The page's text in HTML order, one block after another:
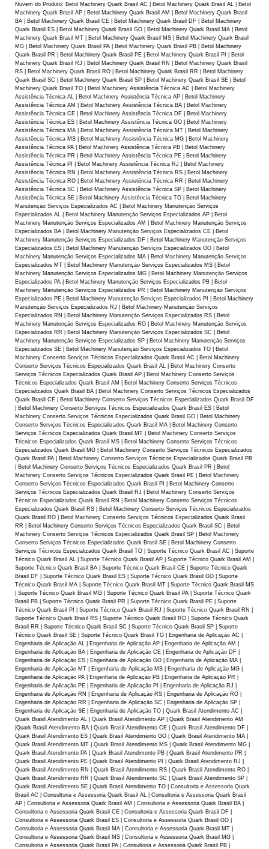
Nuvem do Produto: Betol Machinery Quark Brasil AC | Betol Machinery Quark Brasil AL | Betol
Machinery Quark Brasil AP | Betol Machinery Quark Brasil AM | Betol Machinery Quark Brasil
BA | Betol Machinery Quark Brasil CE | Betol Machinery Quark Brasil DF | Betol Machinery
Quark Brasil ES | Betol Machinery Quark Brasil GO | Betol Machinery Quark Brasil MA | Betol
Machinery Quark Brasil MT | Betol Machinery Quark Brasil MS | Betol Machinery Quark Brasil
MG | Betol Machinery Quark Brasil PA | Betol Machinery Quark Brasil PB | Betol Machinery
Quark Brasil PR | Betol Machinery Quark Brasil PE | Betol Machinery Quark Brasil PI | Betol
Machinery Quark Brasil RJ | Betol Machinery Quark Brasil RN | Betol Machinery Quark Brasil
RS | Betol Machinery Quark Brasil RO | Betol Machinery Quark Brasil RR | Betol Machinery
Quark Brasil SC | Betol Machinery Quark Brasil SP | Betol Machinery Quark Brasil SE | Betol
Machinery Quark Brasil TO | Betol Machinery Assistência Técnica AC | Betol Machinery
Assistência Técnica AL | Betol Machinery Assistência Técnica AP | Betol Machinery
Assistência Técnica AM | Betol Machinery Assistência Técnica BA | Betol Machinery
Assistência Técnica CE | Betol Machinery Assistência Técnica DF | Betol Machinery
Assistência Técnica ES | Betol Machinery Assistência Técnica GO | Betol Machinery
Assistência Técnica MA | Betol Machinery Assistência Técnica MT | Betol Machinery
Assistência Técnica MS | Betol Machinery Assistência Técnica MG | Betol Machinery
Assistência Técnica PA | Betol Machinery Assistência Técnica PB | Betol Machinery
Assistência Técnica PR | Betol Machinery Assistência Técnica PE | Betol Machinery
Assistência Técnica PI | Betol Machinery Assistência Técnica RJ | Betol Machinery
Assistência Técnica RN | Betol Machinery Assistência Técnica RS | Betol Machinery
Assistência Técnica RO | Betol Machinery Assistência Técnica RR | Betol Machinery
Assistência Técnica SC | Betol Machinery Assistência Técnica SP | Betol Machinery
Assistência Técnica SE | Betol Machinery Assistência Técnica TO | Betol Machinery
Manutençāo Serviços Especializados AC | Betol Machinery Manutençāo Serviços
Especializados AL | Betol Machinery Manutençāo Serviços Especializados AP | Betol
Machinery Manutençāo Serviços Especializados AM | Betol Machinery Manutençāo Serviços
Especializados BA | Betol Machinery Manutençāo Serviços Especializados CE | Betol
Machinery Manutençāo Serviços Especializados DF | Betol Machinery Manutençāo Serviços
Especializados ES | Betol Machinery Manutençāo Serviços Especializados GO | Betol
Machinery Manutençāo Serviços Especializados MA | Betol Machinery Manutençāo Serviços
Especializados MT | Betol Machinery Manutençāo Serviços Especializados MS | Betol
Machinery Manutençāo Serviços Especializados MG | Betol Machinery Manutençāo Serviços
Especializados PA | Betol Machinery Manutençāo Serviços Especializados PB | Betol
Machinery Manutençāo Serviços Especializados PR | Betol Machinery Manutençāo Serviços
Especializados PE | Betol Machinery Manutençāo Serviços Especializados PI | Betol Machinery
Manutençāo Serviços Especializados RJ | Betol Machinery Manutençāo Serviços
Especializados RN | Betol Machinery Manutençāo Serviços Especializados RS | Betol
Machinery Manutençāo Serviços Especializados RO | Betol Machinery Manutençāo Serviços
Especializados RR | Betol Machinery Manutençāo Serviços Especializados SC | Betol
Machinery Manutençāo Serviços Especializados SP | Betol Machinery Manutençāo Serviços
Especializados SE | Betol Machinery Manutençāo Serviços Especializados TO | Betol
Machinery Conserto Serviços Técnicos Especializados Quark Brasil AC | Betol Machinery
Conserto Serviços Técnicos Especializados Quark Brasil AL | Betol Machinery Conserto
Serviços Técnicos Especializados Quark Brasil AP | Betol Machinery Conserto Serviços
Técnicos Especializados Quark Brasil AM | Betol Machinery Conserto Serviços Técnicos
Especializados Quark Brasil BA | Betol Machinery Conserto Serviços Técnicos Especializados
Quark Brasil CE | Betol Machinery Conserto Serviços Técnicos Especializados Quark Brasil DF
| Betol Machinery Conserto Serviços Técnicos Especializados Quark Brasil ES | Betol
Machinery Conserto Serviços Técnicos Especializados Quark Brasil GO | Betol Machinery
Conserto Serviços Técnicos Especializados Quark Brasil MA | Betol Machinery Conserto
Serviços Técnicos Especializados Quark Brasil MT | Betol Machinery Conserto Serviços
Técnicos Especializados Quark Brasil MS | Betol Machinery Conserto Serviços Técnicos
Especializados Quark Brasil MG | Betol Machinery Conserto Serviços Técnicos Especializados
Quark Brasil PA | Betol Machinery Conserto Serviços Técnicos Especializados Quark Brasil PB
| Betol Machinery Conserto Serviços Técnicos Especializados Quark Brasil PR | Betol
Machinery Conserto Serviços Técnicos Especializados Quark Brasil PE | Betol Machinery
Conserto Serviços Técnicos Especializados Quark Brasil PI | Betol Machinery Conserto
Serviços Técnicos Especializados Quark Brasil RJ | Betol Machinery Conserto Serviços
Técnicos Especializados Quark Brasil RN | Betol Machinery Conserto Serviços Técnicos
Especializados Quark Brasil RS | Betol Machinery Conserto Serviços Técnicos Especializados
Quark Brasil RO | Betol Machinery Conserto Serviços Técnicos Especializados Quark Brasil
RR | Betol Machinery Conserto Serviços Técnicos Especializados Quark Brasil SC | Betol
Machinery Conserto Serviços Técnicos Especializados Quark Brasil SP | Betol Machinery
Conserto Serviços Técnicos Especializados Quark Brasil SE | Betol Machinery Conserto
Serviços Técnicos Especializados Quark Brasil TO | Suporte Técnico Quark Brasil AC | Suporte
Técnico Quark Brasil AL | Suporte Técnico Quark Brasil AP | Suporte Técnico Quark Brasil AM |
Suporte Técnico Quark Brasil BA | Suporte Técnico Quark Brasil CE | Suporte Técnico Quark
Brasil DF | Suporte Técnico Quark Brasil ES | Suporte Técnico Quark Brasil GO | Suporte
Técnico Quark Brasil MA | Suporte Técnico Quark Brasil MT | Suporte Técnico Quark Brasil MS
| Suporte Técnico Quark Brasil MG | Suporte Técnico Quark Brasil PA | Suporte Técnico Quark
Brasil PB | Suporte Técnico Quark Brasil PR | Suporte Técnico Quark Brasil PE | Suporte
Técnico Quark Brasil PI | Suporte Técnico Quark Brasil RJ | Suporte Técnico Quark Brasil RN |
Suporte Técnico Quark Brasil RS | Suporte Técnico Quark Brasil RO | Suporte Técnico Quark
Brasil RR | Suporte Técnico Quark Brasil SC | Suporte Técnico Quark Brasil SP | Suporte
Técnico Quark Brasil SE | Suporte Técnico Quark Brasil TO | Engenharia de Aplicaçāo AC |
Engenharia de Aplicaçāo AL | Engenharia de Aplicaçāo AP | Engenharia de Aplicaçāo AM |
Engenharia de Aplicaçāo BA | Engenharia de Aplicaçāo CE | Engenharia de Aplicaçāo DF |
Engenharia de Aplicaçāo ES | Engenharia de Aplicaçāo GO | Engenharia de Aplicaçāo MA |
Engenharia de Aplicaçāo MT | Engenharia de Aplicaçāo MS | Engenharia de Aplicaçāo MG |
Engenharia de Aplicaçāo PA | Engenharia de Aplicaçāo PB | Engenharia de Aplicaçāo PR |
Engenharia de Aplicaçāo PE | Engenharia de Aplicaçāo PI | Engenharia de Aplicaçāo RJ |
Engenharia de Aplicaçāo RN | Engenharia de Aplicaçāo RS | Engenharia de Aplicaçāo RO |
Engenharia de Aplicaçāo RR | Engenharia de Aplicaçāo SC | Engenharia de Aplicaçāo SP |
Engenharia de Aplicaçāo SE | Engenharia de Aplicaçāo TO | Quark Brasil Atendimento AC |
Quark Brasil Atendimento AL | Quark Brasil Atendimento AP | Quark Brasil Atendimento AM
|Quark Brasil Atendimento BA | Quark Brasil Atendimento CE | Quark Brasil Atendimento DF |
Quark Brasil Atendimento ES | Quark Brasil Atendimento GO | Quark Brasil Atendimento MA |
Quark Brasil Atendimento MT | Quark Brasil Atendimento MS | Quark Brasil Atendimento MG |
Quark Brasil Atendimento PA | Quark Brasil Atendimento PB | Quark Brasil Atendimento PR |
Quark Brasil Atendimento PE | Quark Brasil Atendimento PI | Quark Brasil Atendimento RJ |
Quark Brasil Atendimento RN | Quark Brasil Atendimento RS | Quark Brasil Atendimento RO |
Quark Brasil Atendimento RR | Quark Brasil Atendimento SC | Quark Brasil Atendimento SP |
Quark Brasil Atendimento SE | Quark Brasil Atendimento TO | Consultoria e Assessoria Quark
Brasil AC | Consultoria e Assessoria Quark Brasil AL | Consultoria e Assessoria Quark Brasil
AP | Consultoria e Assessoria Quark Brasil AM | Consultoria e Assessoria Quark Brasil BA |
Consultoria e Assessoria Quark Brasil CE | Consultoria e Assessoria Quark Brasil DF |
Consultoria e Assessoria Quark Brasil ES | Consultoria e Assessoria Quark Brasil GO |
Consultoria e Assessoria Quark Brasil MA | Consultoria e Assessoria Quark Brasil MT |
Consultoria e Assessoria Quark Brasil MS | Consultoria e Assessoria Quark Brasil MG |
Consultoria e Assessoria Quark Brasil PA | Consultoria e Assessoria Quark Brasil PB |